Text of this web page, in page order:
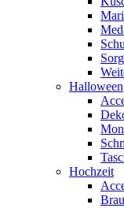
Halloween
Hochzeit